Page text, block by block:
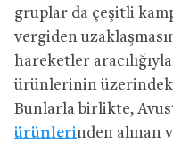
gruplar da çeşitli
vergiden
hareketler
ürünlerinin üzerindeki
Bunlarla birlikte,
ürünlerinden alınan